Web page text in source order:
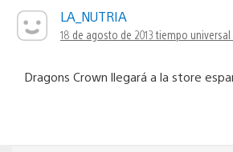
LA_NUTRIA
18 de agosto de 2013 tiempo
Dragons Crown llegará a la store